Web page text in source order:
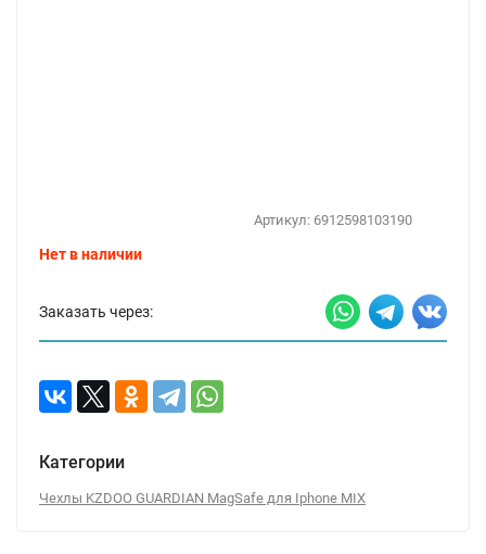
Артикул: 6912598103190
Нет в наличии
Заказать через:
Категории
Чехлы KZDOO GUARDIAN MagSafe для Iphone MIX